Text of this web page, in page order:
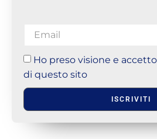
Ho preso visione e
di questo sito
ISCRIVITI